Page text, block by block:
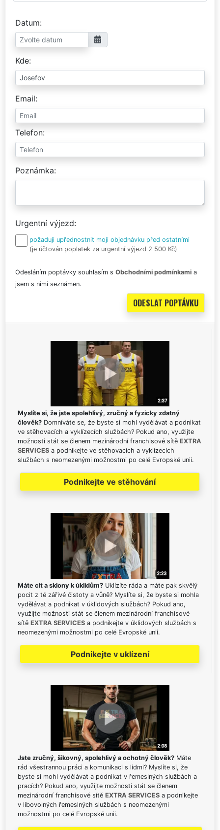
Datum
Kde
Email
Telefon
Poznámka
Urgentní výjezd
požaduji upřednostnit moji objednávku před ostatními
(je účtován poplatek za urgentní výjezd 2 500 Kč)
Odesláním poptávky souhlasím s Obchodními podmínkami a
jsem s nimi seznámen.
Myslíte si, že jste spolehlivý, zručný a fyzicky zdatný
člověk? Domníváte se, že byste si mohl vydělávat a podnikat
ve stěhovacích a vyklízecích službách? Pokud ano, využijte
možnosti stát se členem mezinárodní franchisové sítě EXTRA
SERVICES a podnikejte ve stěhovacích a vyklízecích
službách s neomezenými možnostmi po celé Evropské unii.
Podnikejte ve stěhování
Máte cit a sklony k úklidům? Uklízíte ráda a máte pak skvělý
pocit z té zářivé čistoty a vůně? Myslíte si, že byste si mohla
vydělávat a podnikat v úklidových službách? Pokud ano,
využijte možnosti stát se členem mezinárodní franchisové
sítě EXTRA SERVICES a podnikejte v úklidových službách s
neomezenými možnostmi po celé Evropské unii.
Podnikejte v uklízení
Jste zručný, šikovný, spolehlivý a ochotný člověk? Máte
rád všestrannou práci a komunikaci s lidmi? Myslíte si, že
byste si mohl vydělávat a podnikat v řemeslných službách a
pracích? Pokud ano, využijte možnosti stát se členem
mezinárodní franchisové sítě EXTRA SERVICES a podnikejte
v libovolných řemeslných službách s neomezenými
možnostmi po celé Evropské unii.